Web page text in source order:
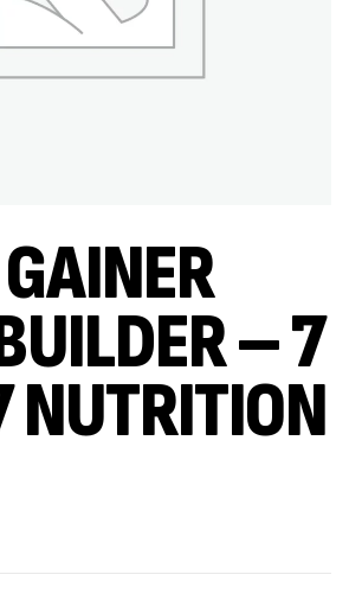
– 7
NUTRITION